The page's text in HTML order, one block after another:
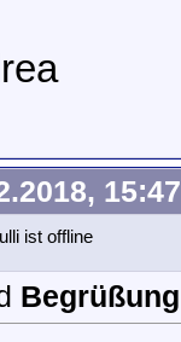
15:47
Begrüßung